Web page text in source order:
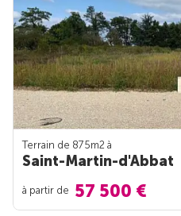
Terrain de 875m2 à
Saint-Martin-d'Abbat
à partir de 57 500 €